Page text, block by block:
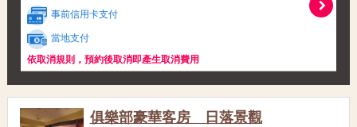
事前信用卡支付
當地支付
依取消規則，預約後取消即產生取消費用
俱樂部豪華客房 日落景觀